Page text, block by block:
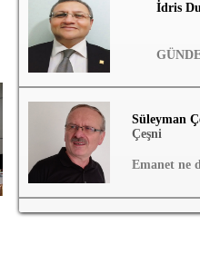
İdris
Süleyman
Çeşni
Emanet ne